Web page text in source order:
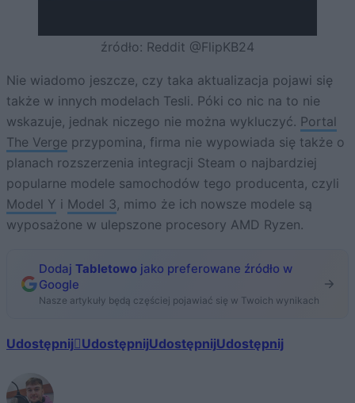
źródło: Reddit @FlipKB24
Nie wiadomo jeszcze, czy taka aktualizacja pojawi się
także w innych modelach Tesli. Póki co nic na to nie
wskazuje, jednak niczego nie można wykluczyć. Portal
The Verge przypomina, firma nie wypowiada się także o
planach rozszerzenia integracji Steam o najbardziej
popularne modele samochodów tego producenta, czyli
Model Y i Model 3, mimo że ich nowsze modele są
wyposażone w ulepszone procesory AMD Ryzen.
Dodaj Tabletowo jako preferowane źródło w
Google
Nasze artykuły będą częściej pojawiać się w Twoich wynikach
Udostępnij UdostępnijUdostępnijUdostępnij